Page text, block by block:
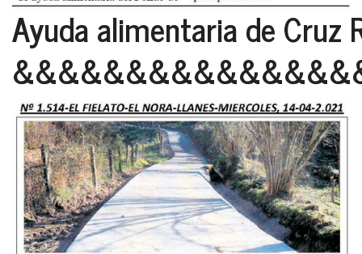
Ayuda alimentaria de Cruz